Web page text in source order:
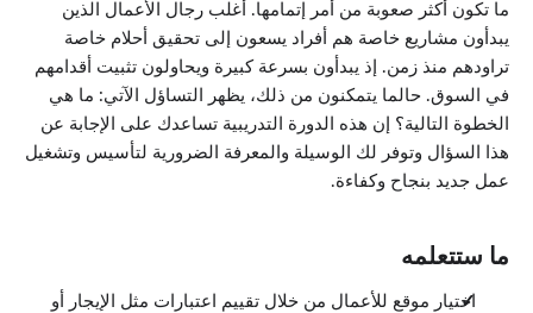
المتابعة
3:13
5:23
اعتبارات مختلفة في الأعمال
الدروس: 4 · 12:29
0:16
اختلاف الاعتبارات باختلاف الأعمال
الاستعداد للنجاح
سداد الفواتير
ما تكون أكثر صعوبة من أمر إتمامها. أغلب رجال الأعمال الذين
يبدأون مشاريع خاصة هم أفراد يسعون إلى تحقيق أحلام خاصة
تراودهم منذ زمن. إذ يبدأون بسرعة كبيرة ويحاولون تثبيت أقدامهم
في السوق. حالما يتمكنون من ذلك، يظهر التساؤل الآتي: ما هي
الخطوة التالية؟ إن هذه الدورة التدريبية تساعدك على الإجابة عن
هذا السؤال وتوفر لك الوسيلة والمعرفة الضرورية لتأسيس وتشغيل
عمل جديد بنجاح وكفاءة.
ما ستتعلمه
اختيار موقع للأعمال من خلال تقييم اعتبارات مثل الإيجار أو